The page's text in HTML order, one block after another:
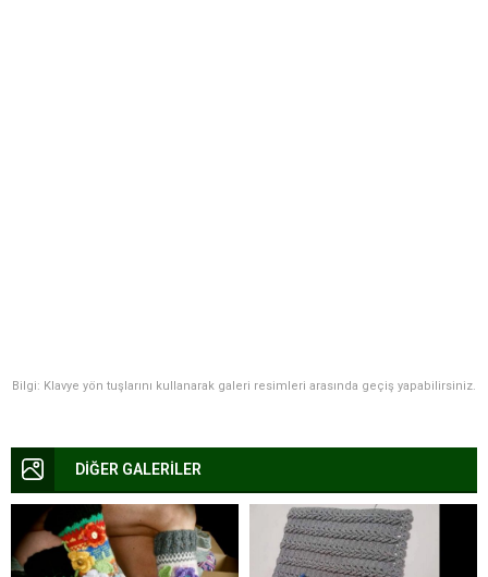
Bilgi: Klavye yön tuşlarını kullanarak galeri resimleri arasında geçiş yapabilirsiniz.
DİĞER GALERİLER